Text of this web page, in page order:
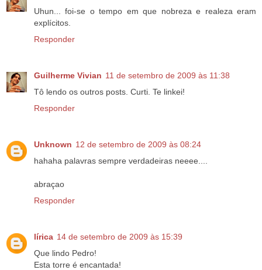
Uhun... foi-se o tempo em que nobreza e realeza eram
explícitos.
Responder
Guilherme Vivian 11 de setembro de 2009 às 11:38
Tô lendo os outros posts. Curti. Te linkei!
Responder
Unknown 12 de setembro de 2009 às 08:24
hahaha palavras sempre verdadeiras neeee....
abraçao
Responder
lírica 14 de setembro de 2009 às 15:39
Que lindo Pedro!
Esta torre é encantada!